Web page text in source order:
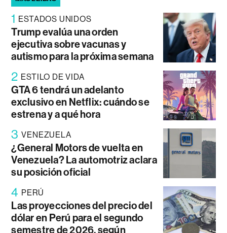
1 ESTADOS UNIDOS
Trump evalúa una orden
ejecutiva sobre vacunas y
autismo para la próxima semana
2 ESTILO DE VIDA
GTA 6 tendrá un adelanto
exclusivo en Netflix: cuándo se
estrena y a qué hora
3 VENEZUELA
¿General Motors de vuelta en
Venezuela? La automotriz aclara
su posición oficial
4 PERÚ
Las proyecciones del precio del
dólar en Perú para el segundo
semestre de 2026, según